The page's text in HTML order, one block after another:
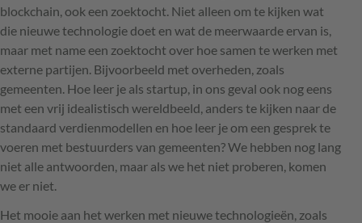
blockchain, ook een zoektocht. Niet alleen om te kijken wat
die nieuwe technologie doet en wat de meerwaarde ervan is,
maar met name een zoektocht over hoe samen te werken met
externe partijen. Bijvoorbeeld met overheden, zoals
gemeenten. Hoe leer je als startup, in ons geval ook nog eens
met een vrij idealistisch wereldbeeld, anders te kijken naar de
standaard verdienmodellen en hoe leer je om een gesprek te
voeren met bestuurders van gemeenten? We hebben nog lang
niet alle antwoorden, maar als we het niet proberen, komen
we er niet.
Het mooie aan het werken met nieuwe technologieën, zoals